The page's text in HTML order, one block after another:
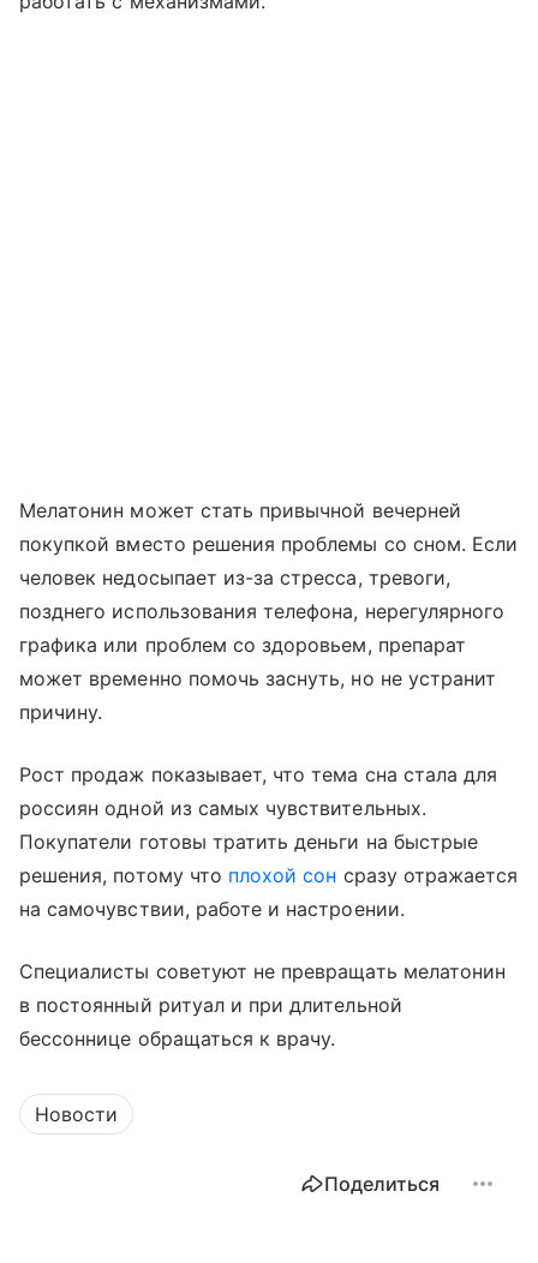
Мелатонин может стать привычной вечерней
покупкой вместо решения проблемы со сном. Если
человек недосыпает из-за стресса, тревоги,
позднего использования телефона, нерегулярного
графика или проблем со здоровьем, препарат
может временно помочь заснуть, но не устранит
причину.
Рост продаж показывает, что тема сна стала для
россиян одной из самых чувствительных.
Покупатели готовы тратить деньги на быстрые
решения, потому что плохой сон сразу отражается
на самочувствии, работе и настроении.
Специалисты советуют не превращать мелатонин
в постоянный ритуал и при длительной
бессоннице обращаться к врачу.
Новости
Поделиться